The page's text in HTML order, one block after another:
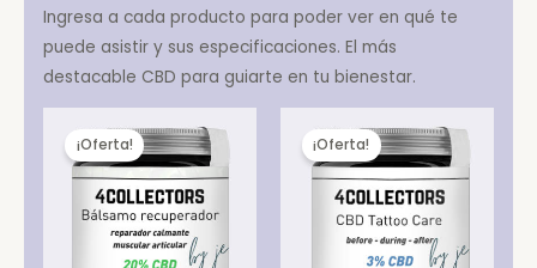
Ingresa a cada producto para poder ver en qué te
puede asistir y sus especificaciones. El más
destacable CBD para guiarte en tu bienestar.
¡Oferta! ¡Oferta!